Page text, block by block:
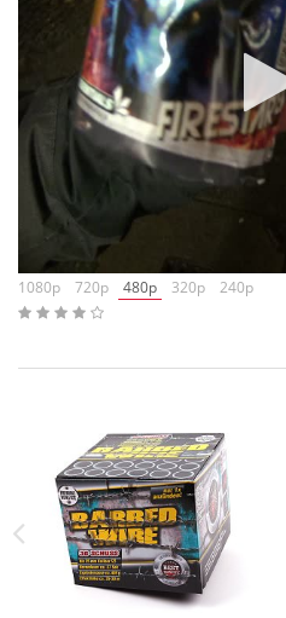
1080p
720p 480p 320p 240p